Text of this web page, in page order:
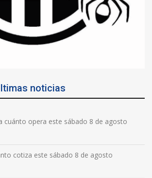
noticias
cuánto opera este sábado 8 de agosto
cotiza este sábado 8 de agosto